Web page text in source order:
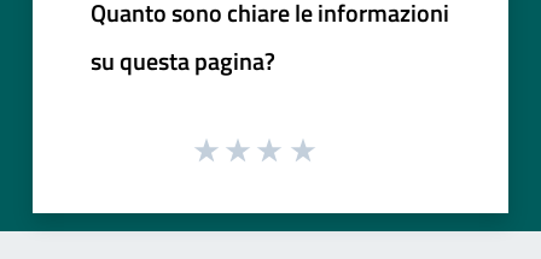
Quanto sono chiare le informazioni
su questa pagina?